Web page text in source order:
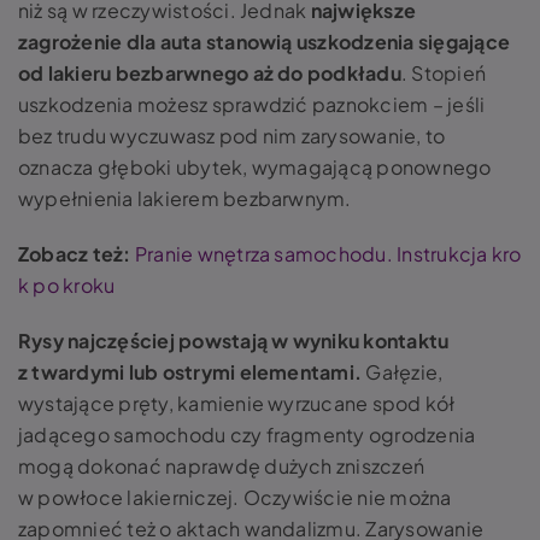
niż są w rzeczywistości. Jednak największe
zagrożenie dla auta stanowią uszkodzenia sięgające
od lakieru bezbarwnego aż do podkładu. Stopień
uszkodzenia możesz sprawdzić paznokciem – jeśli
bez trudu wyczuwasz pod nim zarysowanie, to
oznacza głęboki ubytek, wymagającą ponownego
wypełnienia lakierem bezbarwnym.
Zobacz też: Pranie wnętrza samochodu. Instrukcja kro
k po kroku
Rysy najczęściej powstają w wyniku kontaktu
z twardymi lub ostrymi elementami. Gałęzie,
wystające pręty, kamienie wyrzucane spod kół
jadącego samochodu czy fragmenty ogrodzenia
mogą dokonać naprawdę dużych zniszczeń
w powłoce lakierniczej. Oczywiście nie można
zapomnieć też o aktach wandalizmu. Zarysowanie